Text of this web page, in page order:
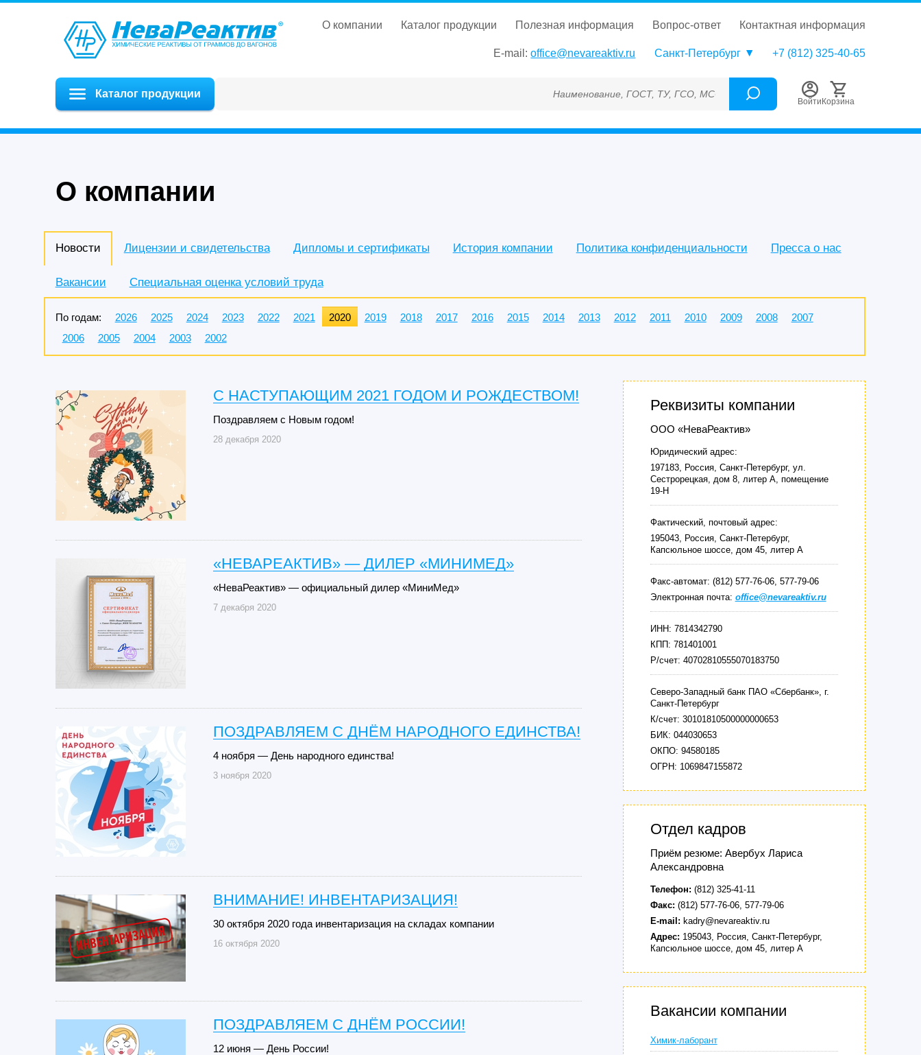
о компании каталог продукции полезная информация вопрос-ответ контактная информация
E-mail: office@nevareaktiv.ru Санкт-Петербург +7 (812) 325-40-65
Каталог продукции Наименование, ГОСТ, ТУ, ГСО, МСО, ОСО, СОП, ГРСИ, Каталожный номер (Артикул),
Войти Корзина
О компании
Новости Лицензии и свидетельства Дипломы и сертификаты История компании Политика конфиденциальности Пресса о нас
Вакансии Специальная оценка условий труда
По годам: 2026 2025 2024 2023 2022 2021 2020 2019 2018 2017 2016 2015 2014 2013 2012 2011 2010 2009 2008
2007
2006
2005 2004 2003 2002
C НАСТУПАЮЩИМ 2021 ГОДОМ И РОЖДЕСТВОМ!
Поздравляем с Новым годом!
28 декабря 2020
«НЕВАРЕАКТИВ» — ДИЛЕР «МИНИМЕД»
«НеваРеактив» — официальный дилер «МиниМед»
7 декабря 2020
ПОЗДРАВЛЯЕМ С ДНЁМ НАРОДНОГО ЕДИНСТВА!
4 ноября — День народного единства!
3 ноября 2020
ВНИМАНИЕ! ИНВЕНТАРИЗАЦИЯ!
30 октября 2020 года инвентаризация на складах компании
16 октября 2020
ПОЗДРАВЛЯЕМ С ДНЁМ РОССИИ!
12 июня — День России!
Реквизиты компании
ООО «НеваРеактив»
Юридический адрес:
197183, Россия, Санкт-Петербург, ул.
Сестрорецкая, дом 8, литер А, помещение
19-Н
Фактический, почтовый адрес:
195043, Россия, Санкт-Петербург,
Капсюльное шоссе, дом 45, литер А
Факс-автомат: (812) 577-76-06, 577-79-06
Электронная почта: office@nevareaktiv.ru
ИНН: 7814342790
КПП: 781401001
Р/счет: 40702810555070183750
Северо-Западный банк ПАО «Сбербанк», г.
Санкт-Петербург
К/счет: 30101810500000000653
БИК: 044030653
ОКПО: 94580185
ОГРН: 1069847155872
Отдел кадров
Приём резюме: Авербух Лариса
Александровна
Телефон: (812) 325-41-11
Факс: (812) 577-76-06, 577-79-06
E-mail: kadry@nevareaktiv.ru
Адрес: 195043, Россия, Санкт-Петербург,
Капсюльное шоссе, дом 45, литер А
Вакансии компании
Химик-лаборант